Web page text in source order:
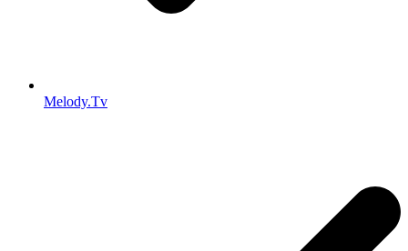
Melody.Tv